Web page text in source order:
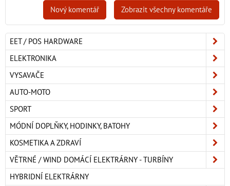
Zobrazit všechny komentáře
Nový komentář
EET / POS HARDWARE
ELEKTRONIKA
VYSAVAČE
AUTO-MOTO
SPORT
MÓDNÍ DOPLŇKY, HODINKY, BATOHY
KOSMETIKA A ZDRAVÍ
VĚTRNÉ / WIND DOMÁCÍ ELEKTRÁRNY - TURBÍNY
HYBRIDNÍ ELEKTRÁRNY